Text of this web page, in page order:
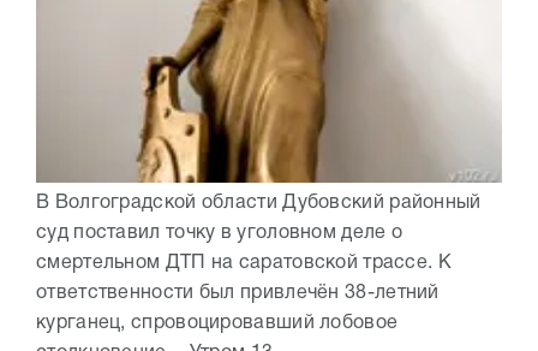
В Волгоградской области Дубовский районный
суд поставил точку в уголовном деле о
смертельном ДТП на саратовской трассе. К
ответственности был привлечён 38-летний
курганец, спровоцировавший лобовое